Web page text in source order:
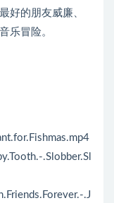
好的朋友威廉、
乐冒险。
.Slobber.Sl
.J